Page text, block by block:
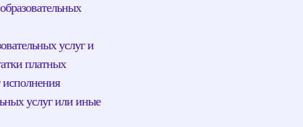
услуг и
платных
исполнения
услуг или иные